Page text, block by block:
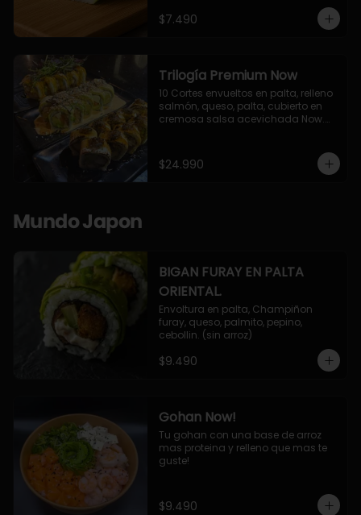
$7.490
Trilogía Premium Now
10 Cortes envueltos en palta, relleno
salmón, queso, palta, cubierto en
cremosa salsa acevichada Now.
palta, cubierto con topping de
chimichurri de la casa flambeado.
$24.990
Mundo Japon
BIGAN FURAY EN PALTA
ORIENTAL.
Envoltura en palta, Champiñon
furay, queso, palmito, pepino,
cebollin. (sin arroz)
$9.490
Gohan Now!
Tu gohan con una base de arroz
mas proteina y relleno que mas te
guste!
$9.490